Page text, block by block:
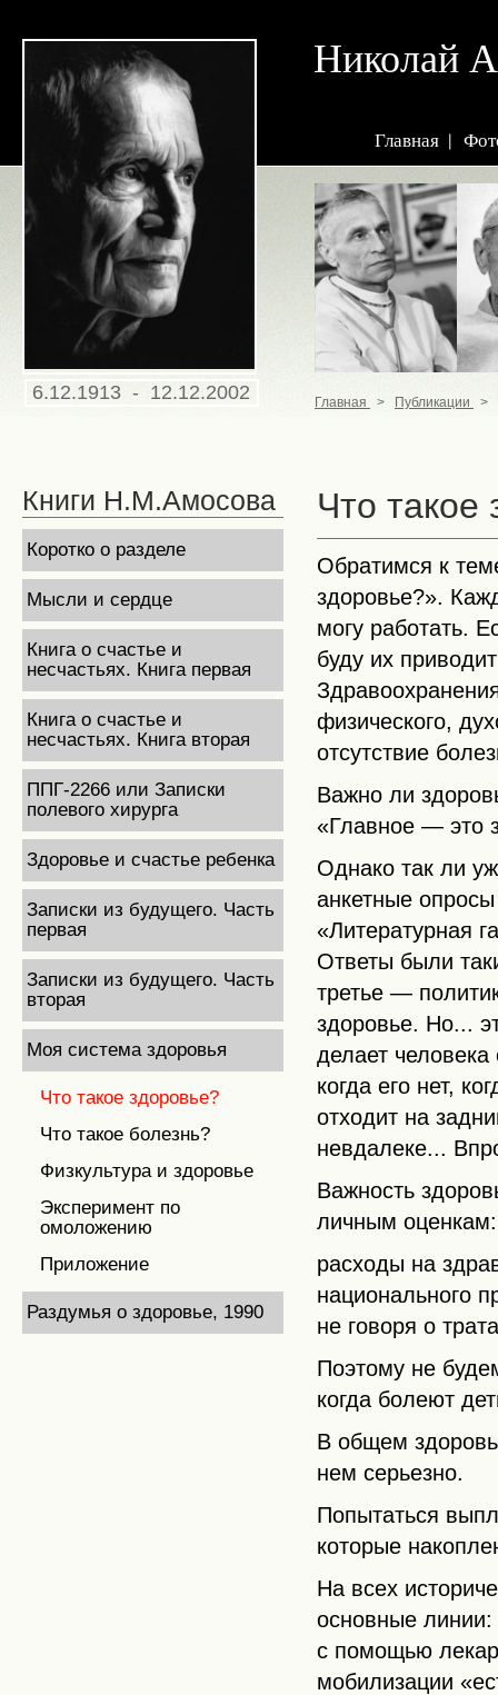
Николай
Главная
6.12.1913 - 12.12.2002
Книги Н.М.Амосова
Коротко о разделе
Мысли и сердце
Книга о счастье и
несчастьях. Книга первая
Книга о счастье и
несчастьях. Книга вторая
ППГ-2266 или Записки
полевого хирурга
Здоровье и счастье ребенка
Записки из будущего. Часть
первая
Записки из будущего. Часть
вторая
Моя система здоровья
Что такое здоровье?
Что такое болезнь?
Физкультура и здоровье
Эксперимент по
омоложению
Приложение
Раздумья о здоровье, 1990
Главная > Публикации >
Что такое
Обратимся к
здоровье?».
могу работать.
буду их
физического,
отсутствие
Важно ли
«Главное — это
Однако так ли
анкетные
«Литературная
Ответы были
третье —
здоровье. Но...
делает
когда его нет,
отходит на
невдалеке...
Важность
личным оценкам:
расходы на
национального
не говоря о
Поэтому не
когда болеют
В общем
нем серьезно.
Попытаться
которые
На всех
основные
с помощью
мобилизации